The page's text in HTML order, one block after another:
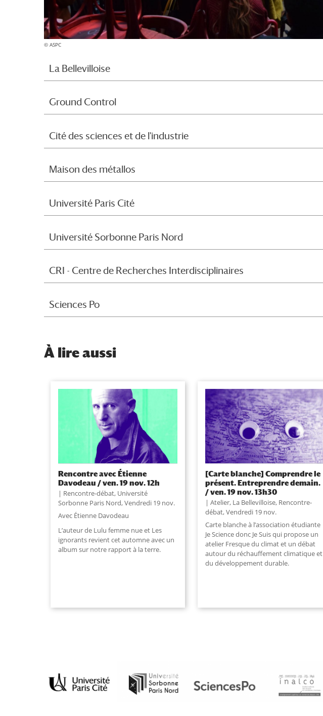
© ASPC
La Bellevilloise
Ground Control
Cité des sciences et de l'industrie
Maison des métallos
Université Paris Cité
Université Sorbonne Paris Nord
CRI - Centre de Recherches Interdisciplinaires
Sciences Po
À lire aussi
Rencontre avec Étienne
Davodeau / ven. 19 nov. 12h
Rencontre-débat, Université
Sorbonne Paris Nord,Vendredi 19 nov.
Avec Étienne Davodeau
L’auteur de Lulu femme nue et Les
ignorants revient cet automne avec un
album sur notre rapport à la terre.
[Carte blanche] Comprendre le
présent. Entreprendre demain.
/ ven. 19 nov. 13h30
Atelier, La Bellevilloise, Rencontre-
débat,Vendredi 19 nov.
Carte blanche à l’association étudiante
Je Science donc Je Suis qui propose un
atelier Fresque du climat et un débat
autour du réchauffement climatique et
du développement durable.